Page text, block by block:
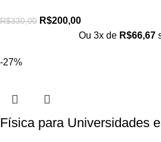
R$330,00 R$200,00
Ou 3x de R$66,67
-27%
Física para Universidades